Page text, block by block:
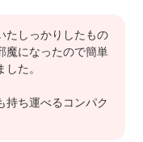
たしっかりしたもの
魔になったので簡単
た。
持ち運べるコンパク